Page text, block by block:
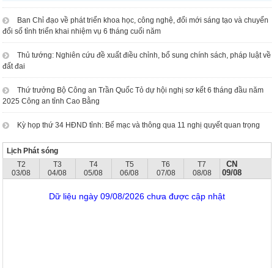
Ban Chỉ đạo về phát triển khoa học, công nghệ, đổi mới sáng tạo và chuyển
đổi số tỉnh triển khai nhiệm vụ 6 tháng cuối năm
Thủ tướng: Nghiên cứu đề xuất điều chỉnh, bổ sung chính sách, pháp luật về
đất đai
Thứ trưởng Bộ Công an Trần Quốc Tỏ dự hội nghị sơ kết 6 tháng đầu năm
2025 Công an tỉnh Cao Bằng
Kỳ họp thứ 34 HĐND tỉnh: Bế mạc và thông qua 11 nghị quyết quan trọng
Lịch Phát sóng
T2
03/08
T3
04/08
T4
05/08
T5
06/08
T6
07/08
T7
08/08
CN
09/08
Dữ liệu ngày 09/08/2026 chưa được cập nhật